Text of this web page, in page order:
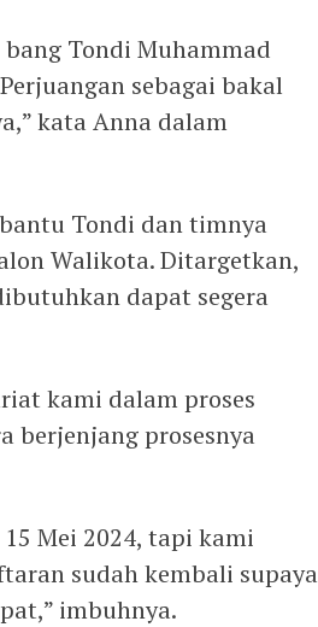
Tondi Muhammad
sebagai bakal
kata Anna dalam
Tondi dan timnya
Walikota. Ditargetkan,
dapat segera
kami dalam proses
berjenjang prosesnya
Mei 2024, tapi kami
sudah kembali supaya
imbuhnya.